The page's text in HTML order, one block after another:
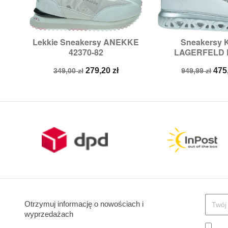
Lekkie Sneakersy ANEKKE
42370-82
Cena
349,00 zł Cena
279,20 zł
Szybki podgląd
Rozmiary:37
Sneakersy
LAGERFELD
Cena
949,99 zł
Szybki
Rozmiary:
Otrzymuj informację o nowościach i
wyprzedażach